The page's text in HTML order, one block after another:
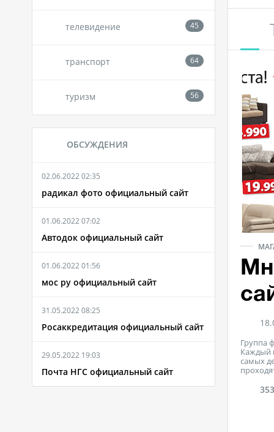
телевидение
транспорт
туризм
ОБСУЖДЕНИЯ
02.06.2022 02:35
радикал фото официальный сайт
01.06.2022 07:02
Автодок официальный сайт
01.06.2022 01:56
мос ру официальный сайт
31.05.2022 08:25
Росаккредитация официальный сайт
29.05.2022 19:03
Почта НГС официальный сайт
Группа
Каждый
самых